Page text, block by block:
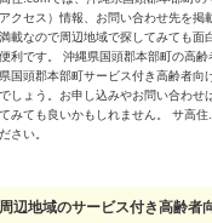
アクセス）情報、お問い合わせ先を
載なので周辺地域で探してみても
利です。 沖縄県国頭郡本部町の高
国頭郡本部町サービス付き高齢者向
しょう。お申し込みやお問い合わせ
みても良いかもしれません。 サ高
さい。
周辺地域のサービス付き高齢者